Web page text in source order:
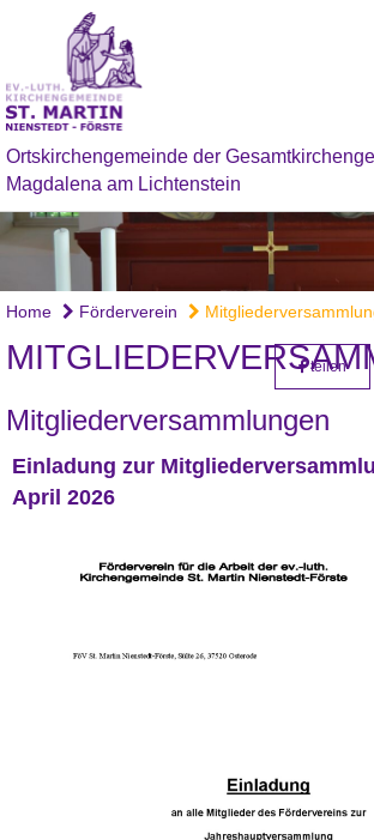
Ortskirchengemeinde der
Magdalena am Lichtenstein
Home Förderverein
teilen
Mitgliederversammlungen
Einladung zur
April 2026